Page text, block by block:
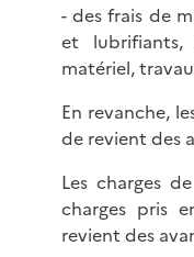
- des frais de
et lubrifiants,
matériel,
En revanche,
de revient des
Les charges
charges pris
revient des